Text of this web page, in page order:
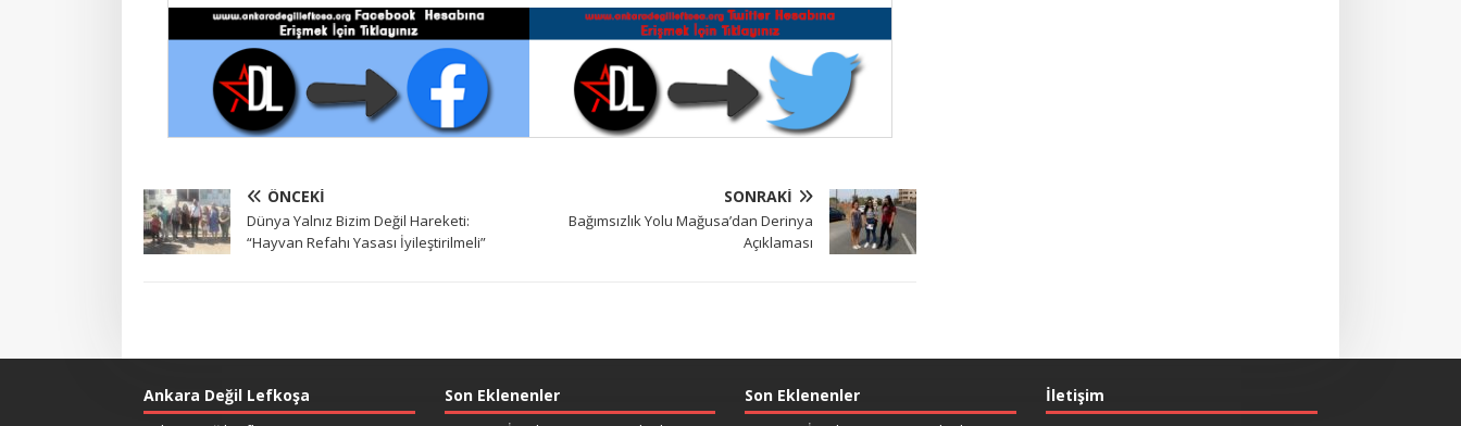
ÖNCEKI
Dünya Yalnız Bizim Değil Hareketi:
“Hayvan Refahı Yasası İyileştirilmeli”
SONRAKI
Bağımsızlık Yolu Mağusa’dan Derinya
Açıklaması
Ankara Değil Lefkoşa Son Eklenenler Son Eklenenler İletişim